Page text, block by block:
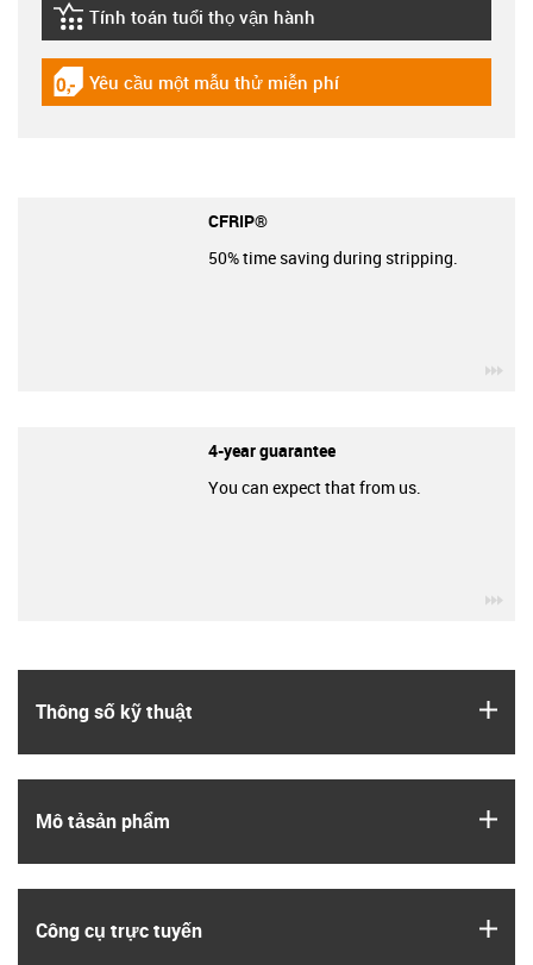
Thông số kỹ thuật
Mô tả­sản phẩm
Công cụ trực tuyến
igus-icon-lebensdauerrechner
Tính toán tuổi thọ vận hành
igus-icon-gratismuster
Yêu cầu một mẫu thử miễn phí
CFRIP®
50% time saving during stripping.
4-year guarantee
You can expect that from us.